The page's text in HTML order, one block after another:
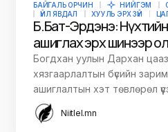
БАЙГАЛЬ ОРЧИН НИЙГЭМ
ҮЙЛ ЯВДАЛ
ХУУЛЬ ЭРХ ЗҮЙ
Б.Бат-Эрдэнэ:
ашиглах эрх шинээр
Богдхан уулын Дархан
хязгаарлалтын бүсийн
ашиглалтын хэт төвлөрөл
Niitlel.mn